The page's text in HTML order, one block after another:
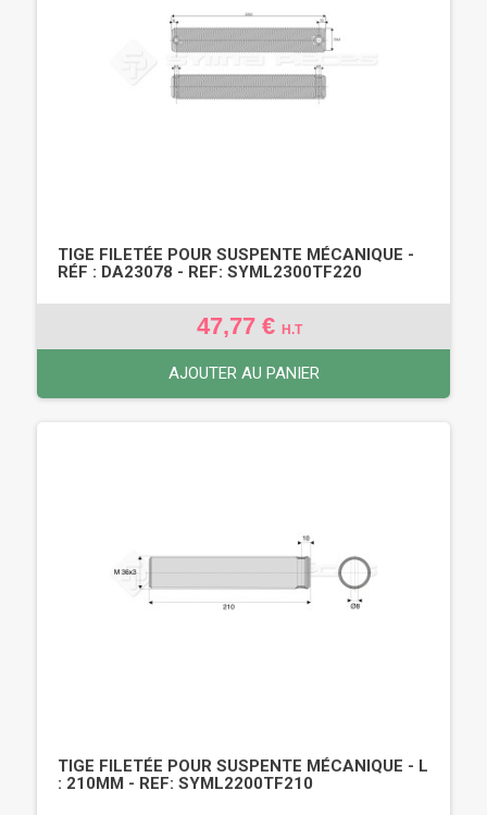
TIGE FILETÉE POUR SUSPENTE MÉCANIQUE -
RÉF : DA23078 - REF: SYML2300TF220
47,77 € H.T
AJOUTER AU PANIER
TIGE FILETÉE POUR SUSPENTE MÉCANIQUE - L
: 210MM - REF: SYML2200TF210